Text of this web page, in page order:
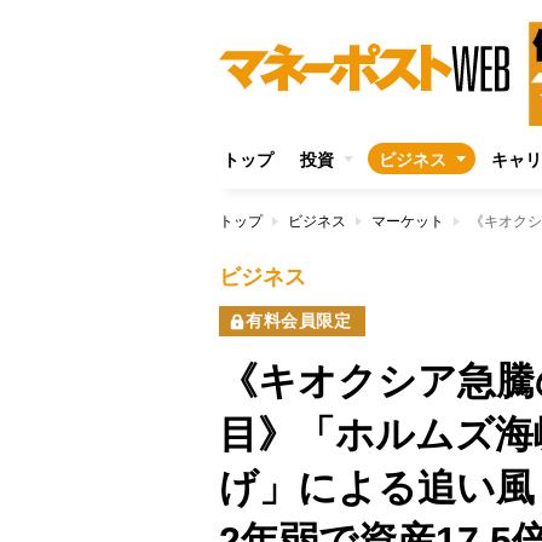
トップ 投資 ビジネス キャ
トップ ビジネス マーケット
ビジネス
有料会員限定
《キオクシア急
目》「ホルムズ
げ」による追い